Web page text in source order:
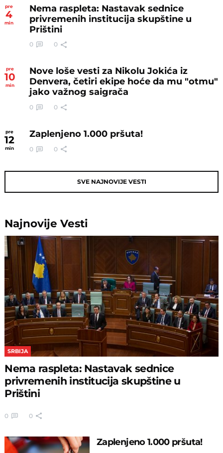
pre
4
min
Nema raspleta: Nastavak sednice
privremenih institucija skupštine u
Prištini
0 0
pre
10
min
Nove loše vesti za Nikolu Jokića iz
Denvera, četiri ekipe hoće da mu "otmu"
jako važnog saigrača
0 0
pre
12
min
Zaplenjeno 1.000 pršuta!
0 0
SVE NAJNOVIJE VESTI
NajnovijeVesti
SRBIJA
Nema raspleta: Nastavak sednice
privremenih institucija skupštine u
Prištini
0 0
Zaplenjeno 1.000 pršuta!